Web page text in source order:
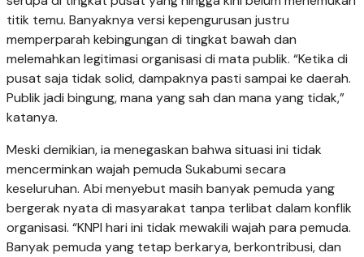
titik temu. Banyaknya versi kepengurusan justru
memperparah kebingungan di tingkat bawah dan
melemahkan legitimasi organisasi di mata publik. “Ketika di
pusat saja tidak solid, dampaknya pasti sampai ke daerah.
Publik jadi bingung, mana yang sah dan mana yang tidak,”
katanya.
Meski demikian, ia menegaskan bahwa situasi ini tidak
mencerminkan wajah pemuda Sukabumi secara
keseluruhan. Abi menyebut masih banyak pemuda yang
bergerak nyata di masyarakat tanpa terlibat dalam konflik
organisasi. “KNPI hari ini tidak mewakili wajah para pemuda.
Banyak pemuda yang tetap berkarya, berkontribusi, dan